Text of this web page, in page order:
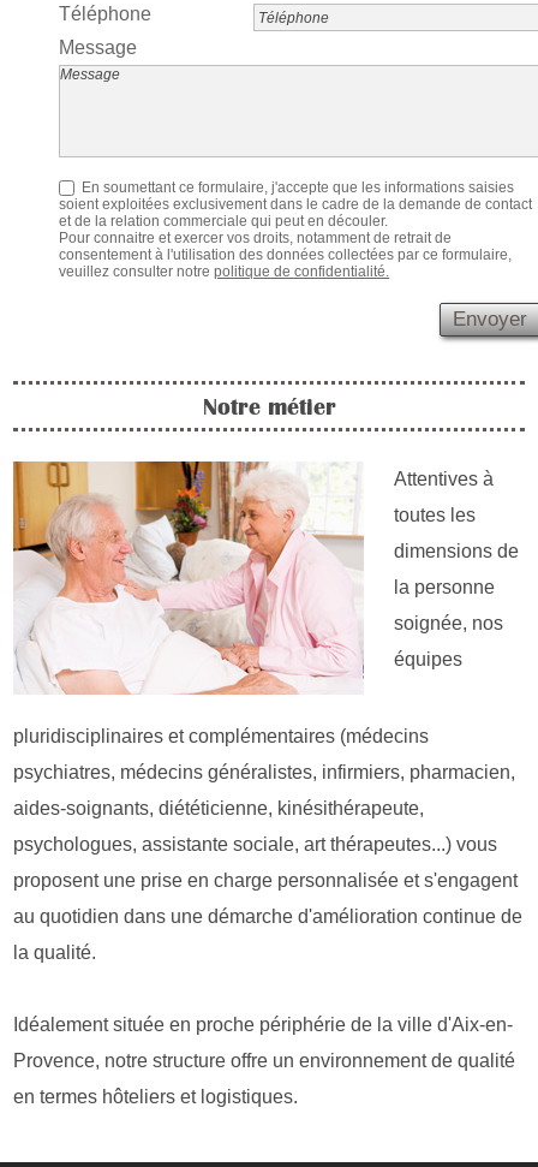
Téléphone
Message
En soumettant ce formulaire, j'accepte que les informations saisies
soient exploitées exclusivement dans le cadre de la demande de contact
et de la relation commerciale qui peut en découler.
Pour connaitre et exercer vos droits, notamment de retrait de
consentement à l'utilisation des données collectées par ce formulaire,
veuillez consulter notrepolitique de confidentialité.
Notre métier
Attentives à
toutes les
dimensions de
la personne
soignée, nos
équipes
pluridisciplinaires et complémentaires (médecins
psychiatres, médecins généralistes, infirmiers, pharmacien,
aides-soignants, diététicienne, kinésithérapeute,
psychologues, assistante sociale, art thérapeutes...) vous
proposent une prise en charge personnalisée et s'engagent
au quotidien dans une démarche d'amélioration continue de
la qualité.
Idéalement située en proche périphérie de la ville d'Aix-en-
Provence, notre structure offre un environnement de qualité
en termes hôteliers et logistiques.